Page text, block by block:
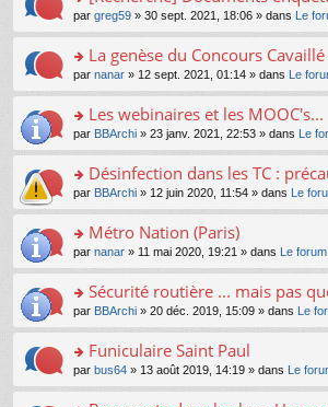
ré
c
e
nt
pl
u
s
ré
c
e
nt
n
le
pl
u
s
ré
c
e
nt
a
g
e
n
n
le
pl
u
s
ré
c
e
nt
e
s
a
g
e
n
n
le
pl
u
s
ré
c
e
nt
ult
er
le
m
e
s
a
g
e
n
n
le
pl
u
s
ré
c
e
nt
o
n
s
ult
er
le
m
e
s
a
g
e
n
n
le
pl
u
s
ré
c
e
par greg59 » 30 sept. 2021, 18:06 » dans Le
o
n
s
ult
er
le
m
e
s
a
g
e
n
n
le
pl
u
s
La genèse du Concours
par nanar » 12 sept. 2021, 01:14 » dans Le
o
n
s
ult
er
le
m
e
s
a
g
e
n
n
Les webinaires et les MOOC's...
par BBArchi » 23 janv. 2021, 22:53 » dans Le
o
n
s
ult
er
le
m
e
s
a
g
e
Désinfection dans les TC :
par BBArchi » 12 juin 2020, 11:54 » dans Le
o
n
s
ult
er
le
m
e
s
Métro Nation (Paris)
par nanar » 11 mai 2020, 19:21 » dans Le
o
n
s
ult
er
le
Sécurité routière ... mais pas
par BBArchi » 20 déc. 2019, 15:09 » dans Le
o
n
s
Funiculaire Saint Paul
par bus64 » 13 août 2019, 14:19 » dans Le